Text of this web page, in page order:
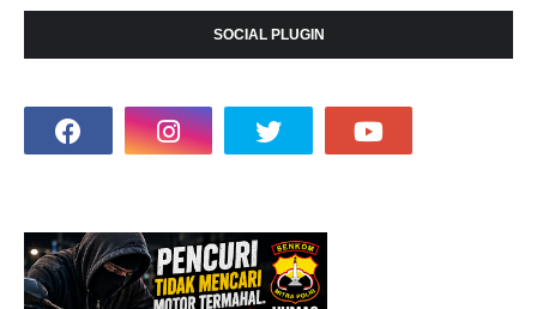
SOCIAL PLUGIN